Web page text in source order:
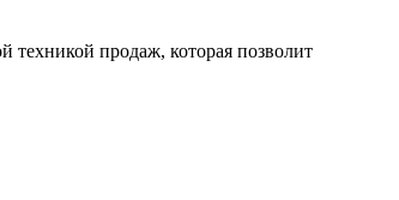
техникой продаж, которая позволит